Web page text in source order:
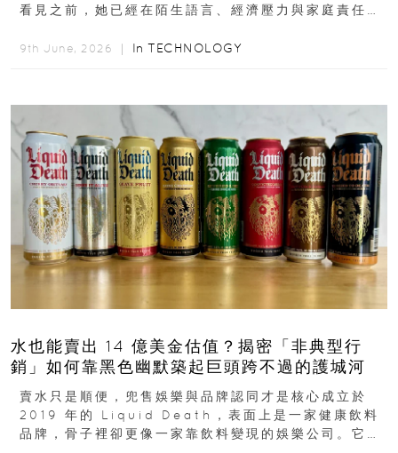
看見之前，她已經在陌生語言、經濟壓力與家庭責任之
西...
9th June, 2026 ｜ In TECHNOLOGY
水也能賣出 14 億美金估值？揭密「非典型行
銷」如何靠黑色幽默築起巨頭跨不過的護城河
賣水只是順便，兜售娛樂與品牌認同才是核心成立於
2019 年的 Liquid Death，表面上是一家健康飲料
品牌，骨子裡卻更像一家靠飲料變現的娛樂公司。它最